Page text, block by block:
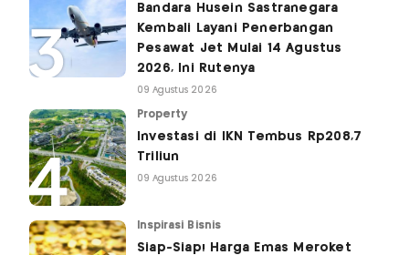
Bandara Husein Sastranegara
Kembali Layani Penerbangan
Pesawat Jet Mulai 14 Agustus
2026, Ini Rutenya
09 Agustus 2026
Property
Investasi di IKN Tembus Rp208,7
Triliun
09 Agustus 2026
Inspirasi Bisnis
Siap-Siap! Harga Emas Meroket